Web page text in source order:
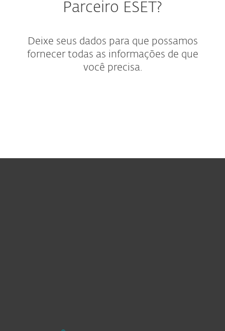
Parceiro ESET?
Deixe seus dados para que possamos
fornecer todas as informações de que
você precisa.